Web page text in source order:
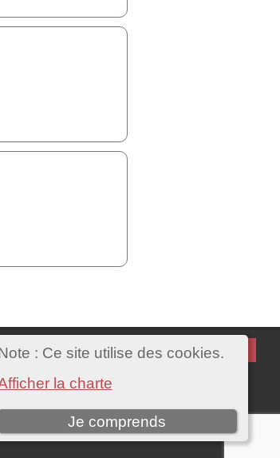
: Ce site utilise des cookies.
la charte
Je comprends
CATÉGORIES